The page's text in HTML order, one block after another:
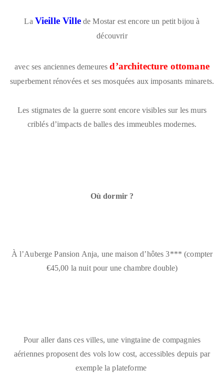
La Vieille Ville de Mostar est encore un petit bijou à
découvrir
avec ses anciennes demeures d’architecture ottomane
superbement rénovées et ses mosquées aux imposants minarets.
Les stigmates de la guerre sont encore visibles sur les murs
criblés d’impacts de balles des immeubles modernes.
Où dormir ?
À l’AubergePansion Anja, une maison d’hôtes 3*** (compter
€45,00 la nuit pour une chambre double)
Pour aller dans ces villes, une vingtaine de compagnies
aériennes proposent des vols low cost, accessibles depuis par
exemple la plateforme